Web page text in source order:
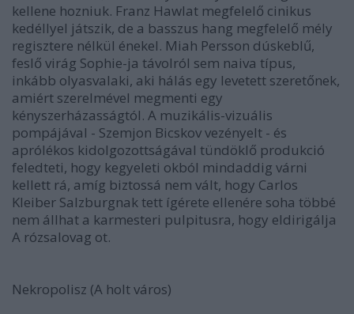
kellene hozniuk. Franz Hawlat megfelelő cinikus
kedéllyel játszik, de a basszus hang megfelelő mély
regisztere nélkül énekel. Miah Persson dúskeblű,
feslő virág Sophie-ja távolról sem naiva típus,
inkább olyasvalaki, aki hálás egy levetett szeretőnek,
amiért szerelmével megmenti egy
kényszerházasságtól. A muzikális-vizuális
pompájával - Szemjon Bicskov vezényelt - és
aprólékos kidolgozottságával tündöklő produkció
feledteti, hogy kegyeleti okból mindaddig várni
kellett rá, amíg biztossá nem vált, hogy Carlos
Kleiber Salzburgnak tett ígérete ellenére soha többé
nem állhat a karmesteri pulpitusra, hogy eldirigálja
A rózsalovag ot.
Nekropolisz (A holt város)